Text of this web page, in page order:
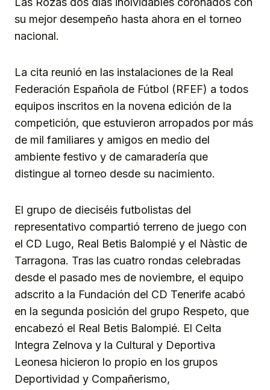
su mejor desempeño hasta ahora en el torneo
nacional.
La cita reunió en las instalaciones de la Real
Federación Española de Fútbol (RFEF) a todos
equipos inscritos en la novena edición de la
competición, que estuvieron arropados por más
de mil familiares y amigos en medio del
ambiente festivo y de camaradería que
distingue al torneo desde su nacimiento.
El grupo de dieciséis futbolistas del
representativo compartió terreno de juego con
el CD Lugo, Real Betis Balompié y el Nàstic de
Tarragona. Tras las cuatro rondas celebradas
desde el pasado mes de noviembre, el equipo
adscrito a la Fundación del CD Tenerife acabó
en la segunda posición del grupo Respeto, que
encabezó el Real Betis Balompié. El Celta
Integra Zelnova y la Cultural y Deportiva
Leonesa hicieron lo propio en los grupos
Deportividad y Compañerismo,